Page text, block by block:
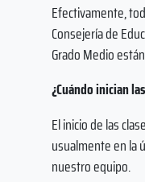
Efectivamente,
Consejería de
Grado Medio
¿Cuándo inician
El inicio de las
usualmente en la
nuestro equipo.